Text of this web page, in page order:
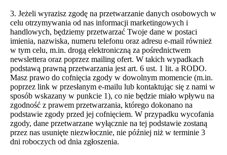
3. Jeżeli wyrazisz zgodę na przetwarzanie danych osobowych w
celu otrzymywania od nas informacji marketingowych i
handlowych, będziemy przetwarzać Twoje dane w postaci
imienia, nazwiska, numeru telefonu oraz adresu e-mail również
w tym celu, m.in. drogą elektroniczną za pośrednictwem
newslettera oraz poprzez mailing ofert. W takich wypadkach
podstawą prawną przetwarzania jest art. 6 ust. 1 lit. a RODO.
Masz prawo do cofnięcia zgody w dowolnym momencie (m.in.
poprzez link w przesłanym e-mailu lub kontaktując się z nami w
sposób wskazany w punkcie 1), co nie będzie miało wpływu na
zgodność z prawem przetwarzania, którego dokonano na
podstawie zgody przed jej cofnięciem. W przypadku wycofania
zgody, dane przetwarzane wyłącznie na tej podstawie zostaną
przez nas usunięte niezwłocznie, nie później niż w terminie 3
dni roboczych od dnia zgłoszenia.